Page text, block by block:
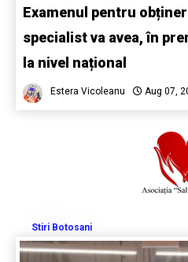
Examenul pentru
specialist va avea, în
la nivel național
Estera Vicoleanu Aug 07,
Stiri Botosani